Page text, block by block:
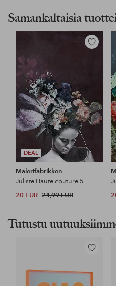
Samankaltaisia
DEAL
Lisää
Malerifabrikken
Juliste Haute couture 5
20 EUR 24,99 EUR
Tutustu
Lisää